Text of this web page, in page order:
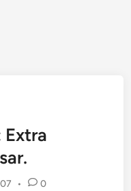
• 0